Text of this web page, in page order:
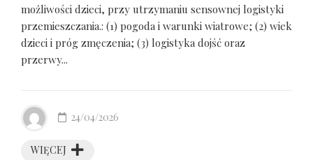
możliwości dzieci, przy utrzymaniu sensownej logistyki
przemieszczania.: (1) pogoda i warunki wiatrowe; (2) wiek
dzieci i próg zmęczenia; (3) logistyka dojść oraz
przerwy...
WIĘCEJ
24/04/2026